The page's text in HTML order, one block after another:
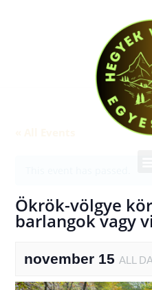
Ökrök-völgye
barlangok vagy
november 15ALL